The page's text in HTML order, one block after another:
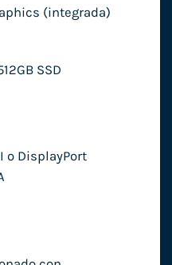
(integrada)
SSD
o DisplayPort